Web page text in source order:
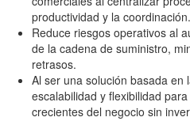
productividad y la coordinación.
Reduce riesgos operativos al
de la cadena de suministro,
retrasos.
Al ser una solución basada en
escalabilidad y flexibilidad
crecientes del negocio sin